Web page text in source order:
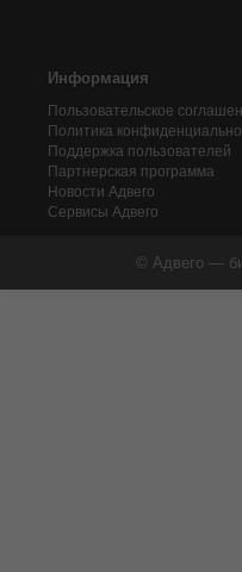
Информация
Пользовательское
Политика
Поддержка пользователей
Партнерская программа
Новости Адвего
Сервисы Адвего
© Адвего —